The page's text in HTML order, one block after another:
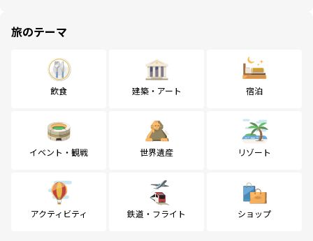
旅のテーマ
飲食 建築・アート 宿泊
イベント・観戦 世界遺産 リゾート
アクティビティ 鉄道・フライト ショップ